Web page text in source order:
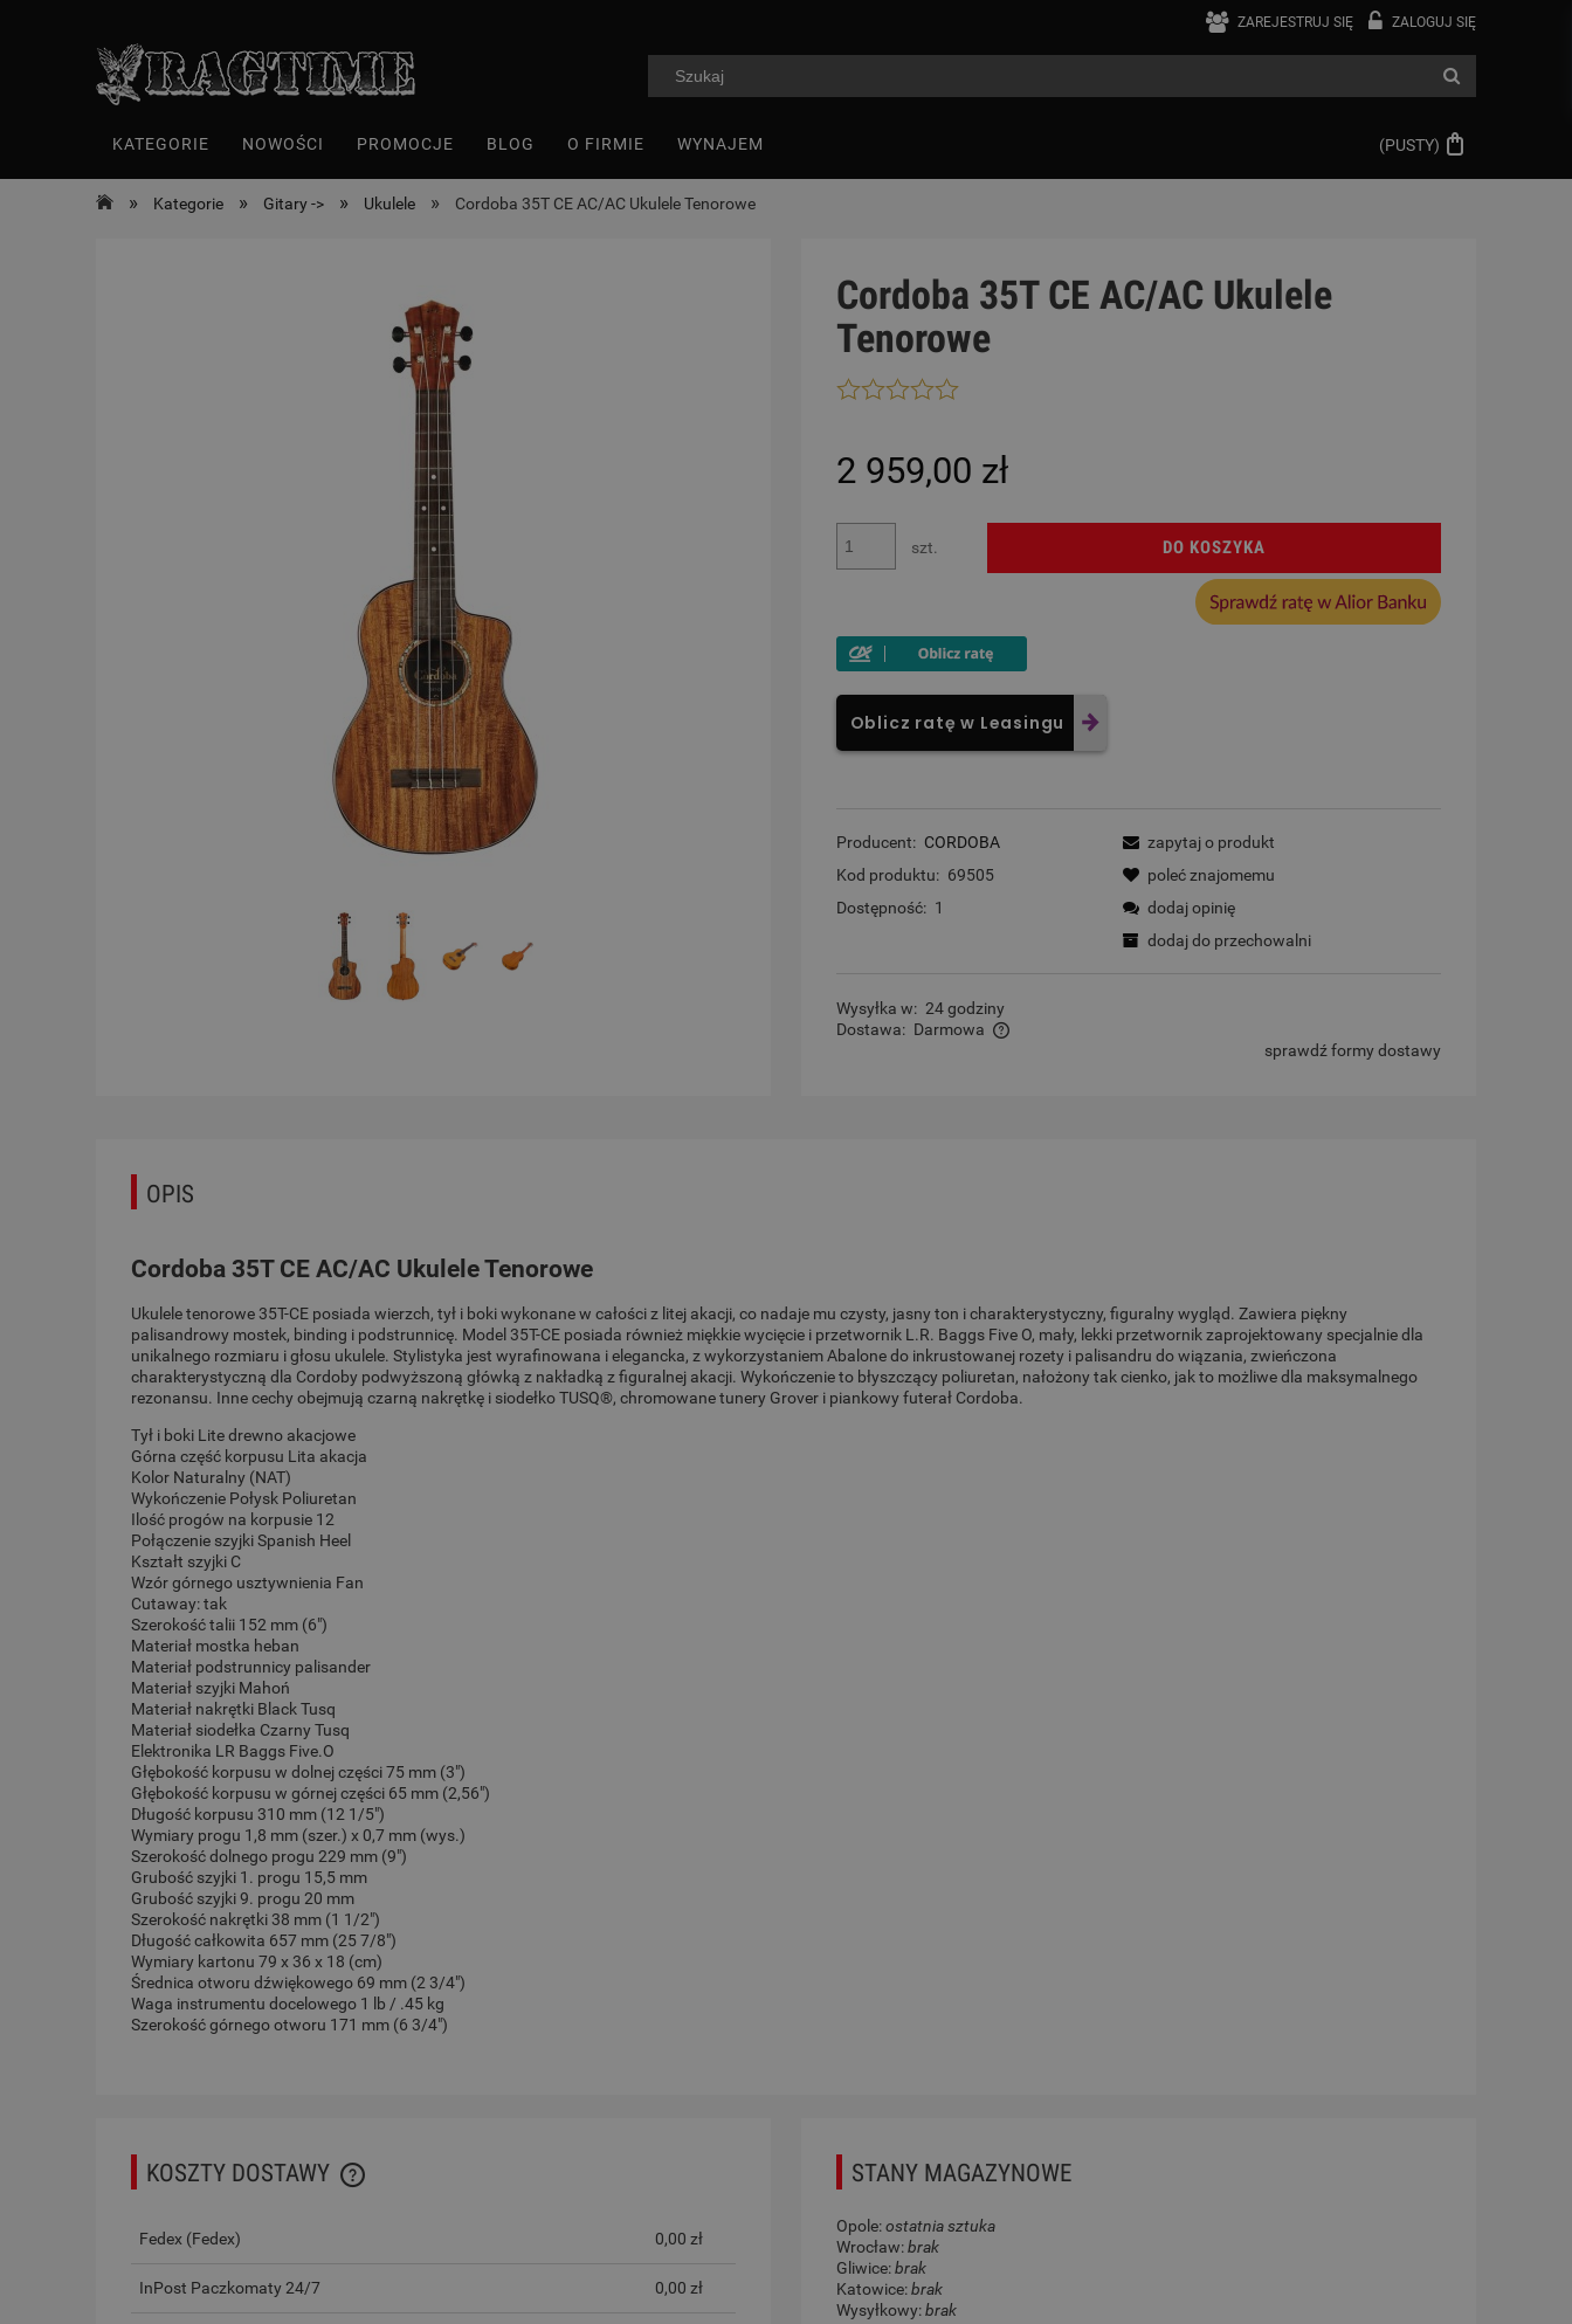
ZAREJESTRUJ SIĘ ZALOGUJ SIĘ
(PUSTY)
KATEGORIE NOWOŚCI PROMOCJE BLOG O FIRMIE WYNAJEM
» Kategorie » Gitary -> » Ukulele » Cordoba 35T CE AC/AC Ukulele Tenorowe
Cordoba 35T CE AC/AC Ukulele
Tenorowe
2 959,00 zł
szt. DO KOSZYKA
Oblicz ratę w Leasingu
Producent: CORDOBA
Kod produktu: 69505
Dostępność: 1
zapytaj o produkt
poleć znajomemu
dodaj opinię
dodaj do przechowalni
Wysyłka w: 24 godziny
Dostawa: Darmowa
sprawdź formy dostawy
OPIS
Cordoba 35T CE AC/AC Ukulele Tenorowe
Ukulele tenorowe 35T-CE posiada wierzch, tył i boki wykonane w całości z litej akacji, co nadaje mu czysty, jasny ton i charakterystyczny, figuralny wygląd. Zawiera piękny
palisandrowy mostek, binding i podstrunnicę. Model 35T-CE posiada również miękkie wycięcie i przetwornik L.R. Baggs Five O, mały, lekki przetwornik zaprojektowany specjalnie dla
unikalnego rozmiaru i głosu ukulele. Stylistyka jest wyrafinowana i elegancka, z wykorzystaniem Abalone do inkrustowanej rozety i palisandru do wiązania, zwieńczona
charakterystyczną dla Cordoby podwyższoną główką z nakładką z figuralnej akacji. Wykończenie to błyszczący poliuretan, nałożony tak cienko, jak to możliwe dla maksymalnego
rezonansu. Inne cechy obejmują czarną nakrętkę i siodełko TUSQ®, chromowane tunery Grover i piankowy futerał Cordoba.
Tył i boki Lite drewno akacjowe
Górna część korpusu Lita akacja
Kolor Naturalny (NAT)
Wykończenie Połysk Poliuretan
Ilość progów na korpusie 12
Połączenie szyjki Spanish Heel
Kształt szyjki C
Wzór górnego usztywnienia Fan
Cutaway: tak
Szerokość talii 152 mm (6")
Materiał mostka heban
Materiał podstrunnicy palisander
Materiał szyjki Mahoń
Materiał nakrętki Black Tusq
Materiał siodełka Czarny Tusq
Elektronika LR Baggs Five.O
Głębokość korpusu w dolnej części 75 mm (3")
Głębokość korpusu w górnej części 65 mm (2,56")
Długość korpusu 310 mm (12 1/5")
Wymiary progu 1,8 mm (szer.) x 0,7 mm (wys.)
Szerokość dolnego progu 229 mm (9")
Grubość szyjki 1. progu 15,5 mm
Grubość szyjki 9. progu 20 mm
Szerokość nakrętki 38 mm (1 1/2")
Długość całkowita 657 mm (25 7/8")
Wymiary kartonu 79 x 36 x 18 (cm)
Średnica otworu dźwiękowego 69 mm (2 3/4")
Waga instrumentu docelowego 1 lb / .45 kg
Szerokość górnego otworu 171 mm (6 3/4")
KOSZTY DOSTAWY
Fedex (Fedex) 0,00 zł
InPost Paczkomaty 24/7 0,00 zł
STANY MAGAZYNOWE
Opole:ostatnia sztuka
Wrocław:brak
Gliwice:brak
Katowice:brak
Wysyłkowy:brak